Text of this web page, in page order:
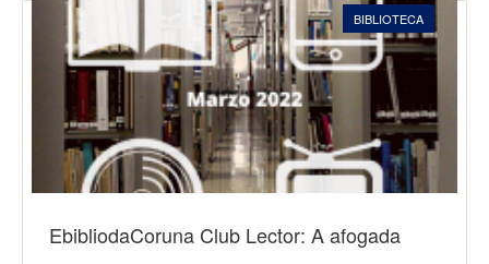
BIBLIOTECA
EbibliodaCoruna Club Lector: A afogada